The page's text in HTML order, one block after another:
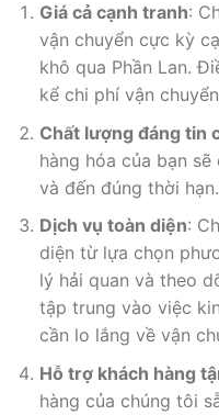
Giá cả cạnh tranh:
vận chuyển cực kỳ
khô qua Phần Lan.
kể chi phí vận
Chất lượng đáng tin
hàng hóa của bạn
và đến đúng thời hạn.
Dịch vụ toàn diện:
diện từ lựa chọn
lý hải quan và theo
tập trung vào việc
cần lo lắng về vận
Hỗ trợ khách hàng
hàng của chúng tôi